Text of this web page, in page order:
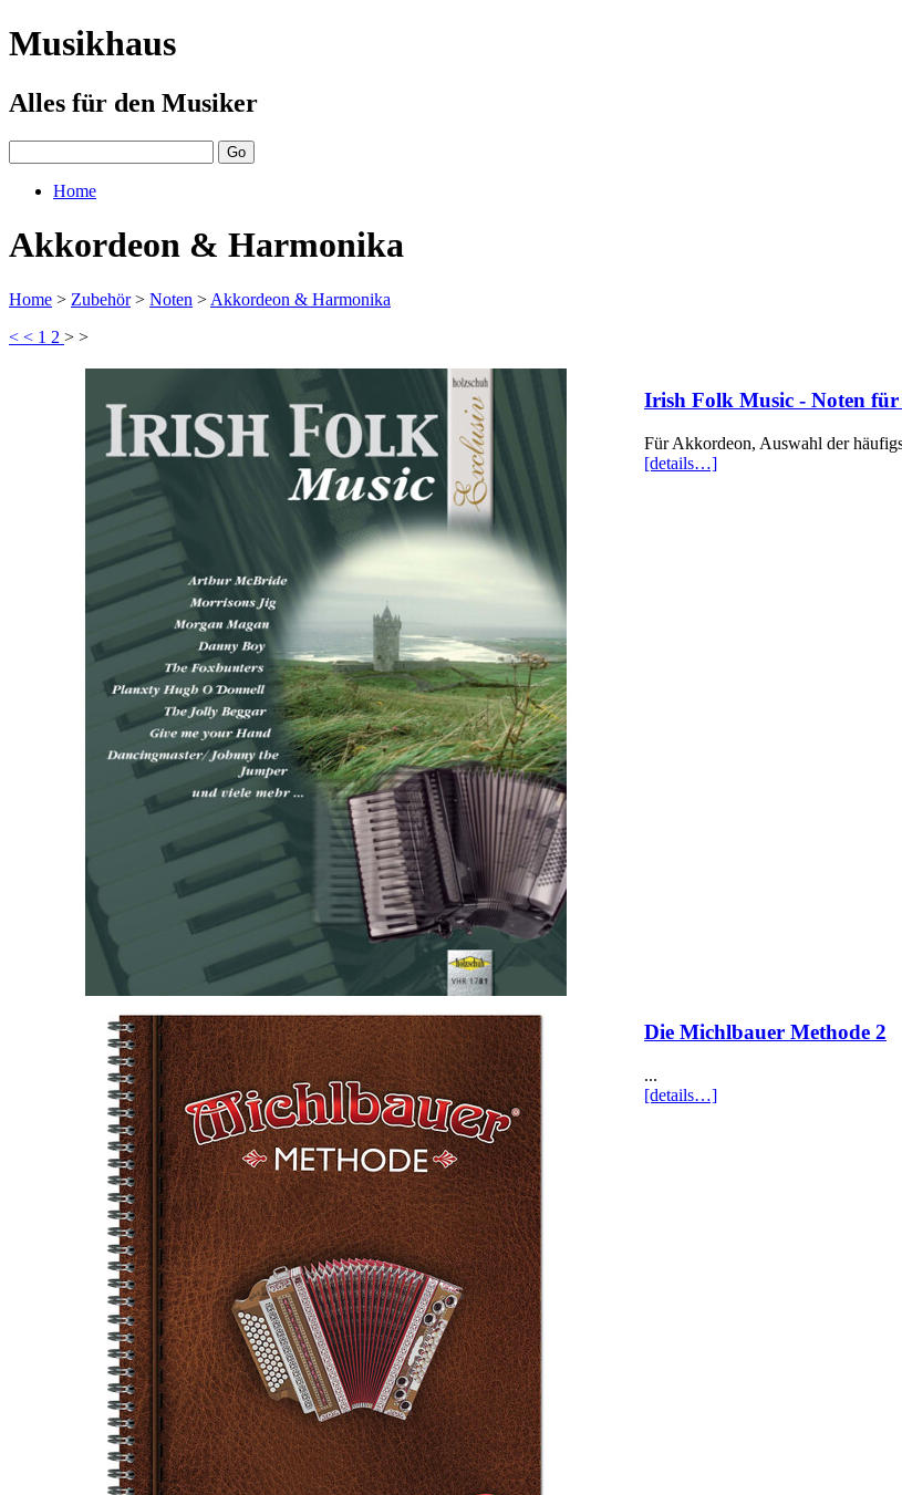
Musikhaus
Alles für den Musiker
Home
Akkordeon & Harmonika
Home > Zubehör> Noten > Akkordeon & Harmonika
< < 1 2 > >
Irish Folk Music - Noten
Für Akkordeon, Auswahl der
[details…]
Die Michlbauer Methode 2
...
[details…]